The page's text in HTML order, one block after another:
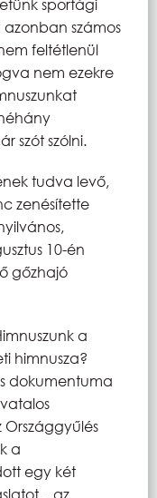
sportági
azonban számos
feltétlenül
nem ezekre
szót szólni.
tudva levő,
zenésítette
10-én
gőzhajó
a
himnusza?
dokumentuma
Országgyűlés
a
egy két
„az